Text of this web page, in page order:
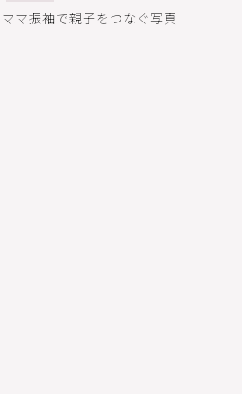
ママ振袖で親子をつなぐ写真